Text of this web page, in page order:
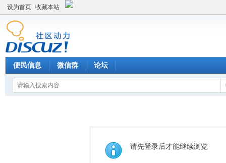
设为首页 收藏本站
便民信息 微信群 论坛
请先登录后才能继续浏览